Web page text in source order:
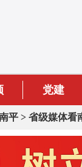
党建
平 > 省级媒体看